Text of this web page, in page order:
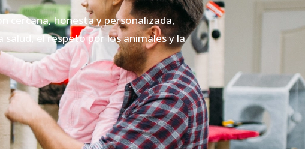
cercana, honesta y personalizada,
el respeto por los animales y la